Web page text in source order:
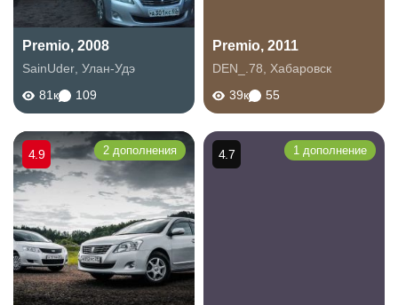
Premio, 2008
SainUder Улан-Удэ
81к
109
Premio, 2011
DEN_.78
Хабаровск
39к
55
4.9 2 дополнения 4.7 1 дополнение